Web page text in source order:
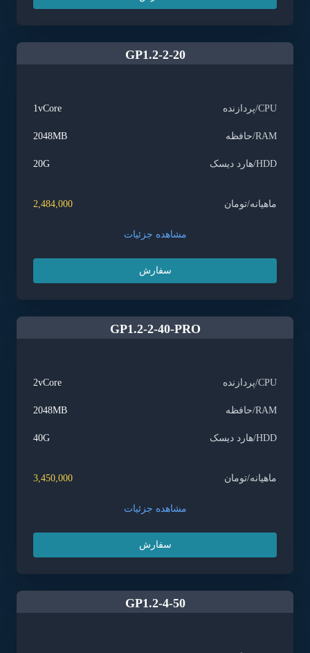
GP1.2-2-20
CPU/پردازنده 1vCore
RAM/حافظه 2048MB
HDD/هارد دیسک 20G
ماهیانه/تومان 2,484,000
مشاهده جزئیات
سفارش
GP1.2-2-40-PRO
CPU/پردازنده 2vCore
RAM/حافظه 2048MB
HDD/هارد دیسک 40G
ماهیانه/تومان 3,450,000
مشاهده جزئیات
سفارش
GP1.2-4-50